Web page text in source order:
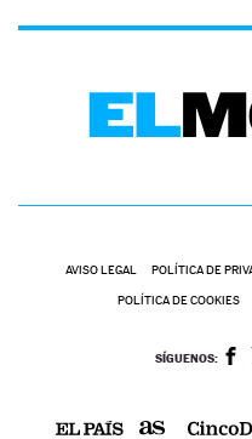
AVISO LEGAL POLÍTICA DE
POLÍTICA DE COOKIES
SÍGUENOS: